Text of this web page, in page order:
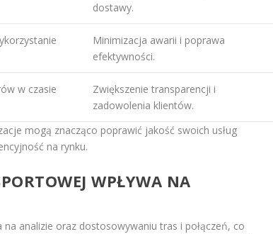
dostawy.
Minimizacja awarii i poprawa
efektywności.
w czasie
Zwiększenie transparencji i
zadowolenia klientów.
mogą znacząco poprawić jakość swoich usług
na rynku.
WPŁYWA NA
analizie oraz dostosowywaniu tras i połączeń, co